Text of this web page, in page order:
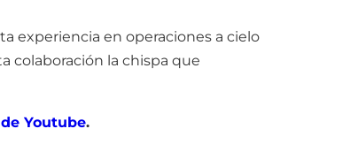
experiencia en operaciones a cielo
colaboración la chispa que
Youtube.